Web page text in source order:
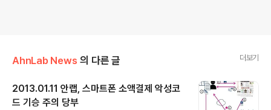
AhnLab News 의 다른 글 더보기
2013.01.11 안랩, 스마트폰 소액결제 악성코
드 기승 주의 당부